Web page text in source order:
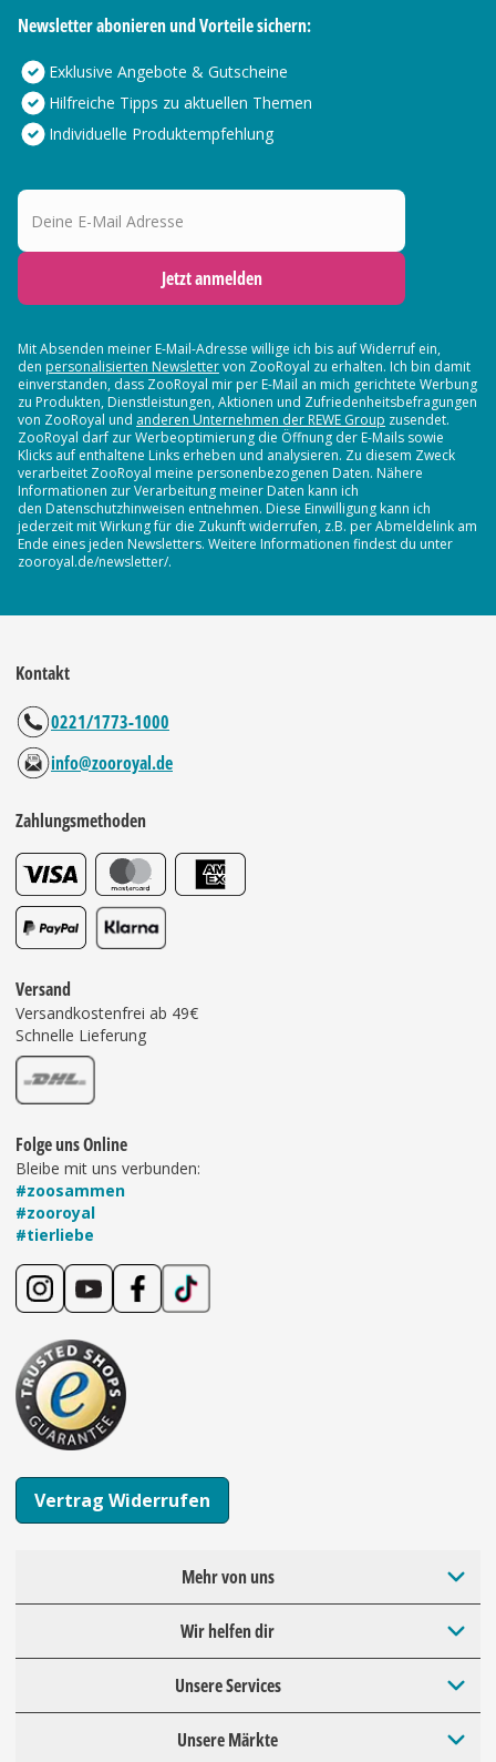
Newsletter abonieren und Vorteile sichern:
Exklusive Angebote & Gutscheine
Hilfreiche Tipps zu aktuellen Themen
Individuelle Produktempfehlung
Deine E-Mail Adresse
Jetzt anmelden
Mit Absenden meiner E-Mail-Adresse willige ich bis auf Widerruf ein,
den personalisierten Newslettervon ZooRoyal zu erhalten. Ich bin damit
einverstanden, dass ZooRoyal mir per E-Mail an mich gerichtete Werbung
zu Produkten, Dienstleistungen, Aktionen und Zufriedenheitsbefragungen
von ZooRoyal und anderen Unternehmen der REWE Group zusendet.
ZooRoyal darf zur Werbeoptimierung die Öffnung der E-Mails sowie
Klicks auf enthaltene Links erheben und analysieren. Zu diesem Zweck
verarbeitet ZooRoyal meine personenbezogenen Daten. Nähere
Informationen zur Verarbeitung meiner Daten kann ich
den Datenschutzhinweisen entnehmen. Diese Einwilligung kann ich
jederzeit mit Wirkung für die Zukunft widerrufen, z.B. per Abmeldelink am
Ende eines jeden Newsletters. Weitere Informationen findest du unter
zooroyal.de/newsletter/.
Kontakt
0221/1773-1000
info@zooroyal.de
Zahlungsmethoden
Versand
Versandkostenfrei ab 49€
Schnelle Lieferung
Folge uns Online
Bleibe mit uns verbunden:
#zoosammen
#zooroyal
#tierliebe
Vertrag Widerrufen
Mehr von uns
Wir helfen dir
Unsere Services
Unsere Märkte